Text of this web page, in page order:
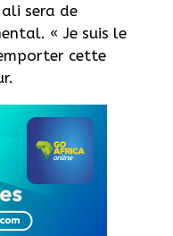
sera de
« Je suis le
cette